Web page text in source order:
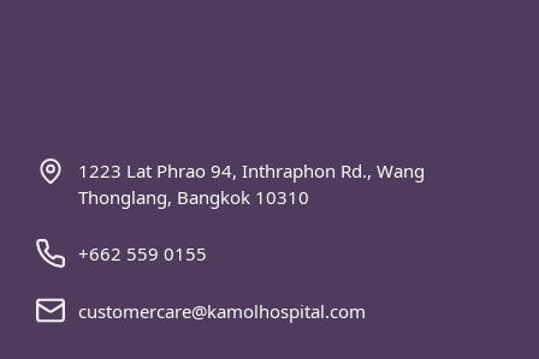
1223 Lat Phrao 94, Inthraphon Rd., Wang
Thonglang, Bangkok 10310
+662 559 0155
customercare@kamolhospital.com